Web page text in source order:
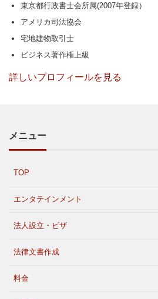
東京都行政書士会所属(2007年登録）
アメリカ司法協会
宅地建物取引士
ビジネス著作権上級
詳しいプロフィールを見る
メニュー
TOP
エンタテインメント
法人設立・ビザ
法律文書作成
料金